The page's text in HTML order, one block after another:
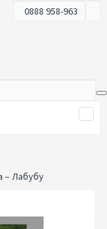
0888 958-963
– Лабубу